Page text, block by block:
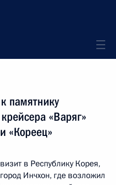
памятнику
«Варяг»
«Кореец»
в Республику Корея,
Инчхон, где возложил